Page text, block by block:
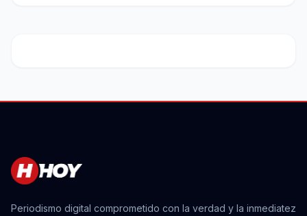
Periodismo digital comprometido con la verdad y la inmediatez